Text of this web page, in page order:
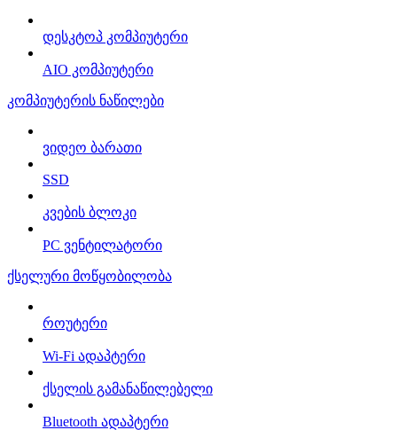
დესკტოპ კომპიუტერი
AIO კომპიუტერი
კომპიუტერის ნაწილები
ვიდეო ბარათი
SSD
კვების ბლოკი
PC ვენტილატორი
ქსელური მოწყობილობა
როუტერი
Wi-Fi ადაპტერი
ქსელის გამანაწილებელი
Bluetooth ადაპტერი